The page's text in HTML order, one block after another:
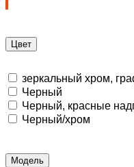
Цвет
зеркальный хром,
Черный
Черный, красные
Черный/хром
Модель